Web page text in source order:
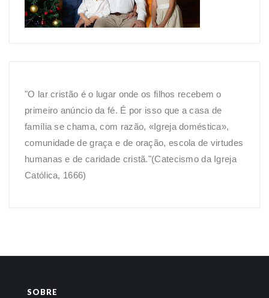
"O lar cristão é o lugar onde os filhos recebem o
primeiro anúncio da fé. É por isso que a casa de
família se chama, com razão, «Igreja doméstica»,
comunidade de graça e de oração, escola de virtudes
humanas e de caridade cristã."(Catecismo da Igreja
Católica, 1666)
SOBRE